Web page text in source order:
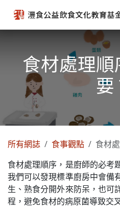
食材處理
要
所有網誌 食事觀點
食材
食材處理順序，是廚師的必考
我們可以發現標準廚房中會備
生、熟食分開外來防呆，也可
程，避免食材的病原菌導致交